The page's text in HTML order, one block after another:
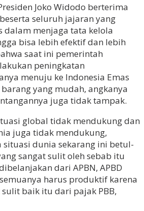
Joko Widodo berterima
seluruh jajaran yang
dalam menjaga tata kelola
bisa lebih efektif dan lebih
saat ini pemerintah
peningkatan
menuju ke Indonesia Emas
yang mudah, angkanya
juga tidak tampak.
global tidak mendukung dan
juga tidak mendukung,
situasi dunia sekarang ini betul-
sangat sulit oleh sebab itu
dari APBN, APBD
harus produktif karena
baik itu dari pajak PBB,